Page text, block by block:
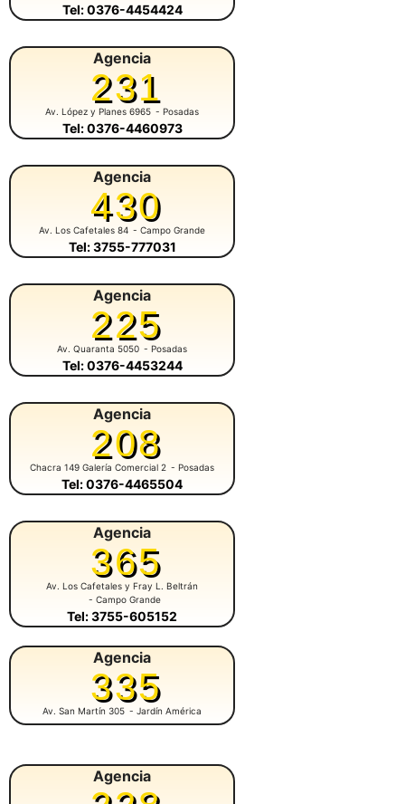
Tel: 0376-4454424
Agencia
231
Av. López y Planes 6965 - Posadas
Tel: 0376-4460973
Agencia
430
Av. Los Cafetales 84 - Campo Grande
Tel: 3755-777031
Agencia
225
Av. Quaranta 5050 - Posadas
Tel: 0376-4453244
Agencia
208
Chacra 149 Galería Comercial 2 - Posadas
Tel: 0376-4465504
Agencia
365
Av. Los Cafetales y Fray L. Beltrán
- Campo Grande
Tel: 3755-605152
Agencia
335
Av. San Martín 305 - Jardín América
Agencia